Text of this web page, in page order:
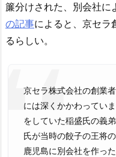
簾分けされた、別会社に
の記事によると、京セラ
るらしい。
京セラ株式会社の創業
には深くかかわってい
をしていた稲盛氏の義
氏が当時の餃子の王将
鹿児島に別会社を作っ